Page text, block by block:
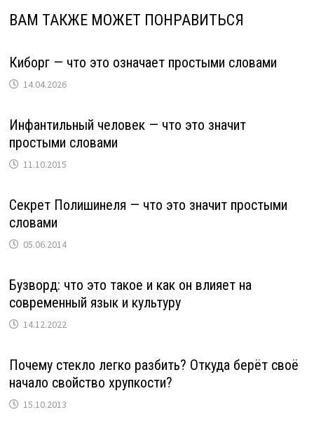
ВАМ ТАКЖЕ МОЖЕТ ПОНРАВИТЬСЯ
Киборг — что это означает простыми словами
14.04.2026
Инфантильный человек — что это значит
простыми словами
11.10.2015
Секрет Полишинеля — что это значит простыми
словами
05.06.2014
Бузворд: что это такое и как он влияет на
современный язык и культуру
14.12.2022
Почему стекло легко разбить? Откуда берёт своё
начало свойство хрупкости?
15.10.2013